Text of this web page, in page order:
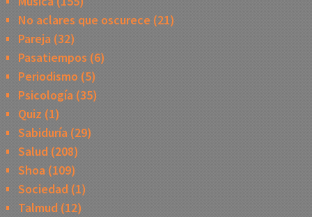
No aclares que oscurece (21)
Pareja(32)
Pasatiempos (6)
Periodismo (5)
Psicología(35)
Quiz (1)
Sabiduría(29)
Salud (208)
Shoa(109)
Sociedad(1)
Talmud (12)